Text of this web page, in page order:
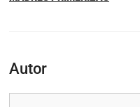
Autor